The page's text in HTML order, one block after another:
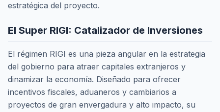
estratégica del proyecto.
El Super RIGI: Catalizador de Inversiones
El régimen RIGI es una pieza angular en la estrategia
del gobierno para atraer capitales extranjeros y
dinamizar la economía. Diseñado para ofrecer
incentivos fiscales, aduaneros y cambiarios a
proyectos de gran envergadura y alto impacto, su